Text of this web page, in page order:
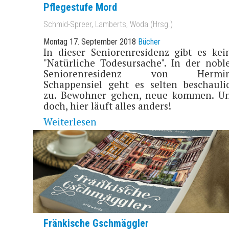
Pflegestufe Mord
Schmid-Spreer, Lamberts, Woda (Hrsg.)
Montag 17. September 2018 Bücher
In dieser Seniorenresidenz gibt es
"Natürliche Todesursache". In der
Seniorenresidenz von
Schappensiel geht es selten
zu. Bewohner gehen, neue kommen.
doch, hier läuft alles anders!
Weiterlesen
Fränkische Gschmäggler